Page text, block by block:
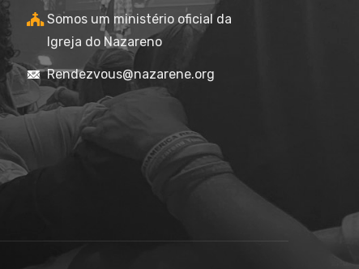
Somos um ministério oficial da
Igreja do Nazareno
Rendezvous@nazarene.org